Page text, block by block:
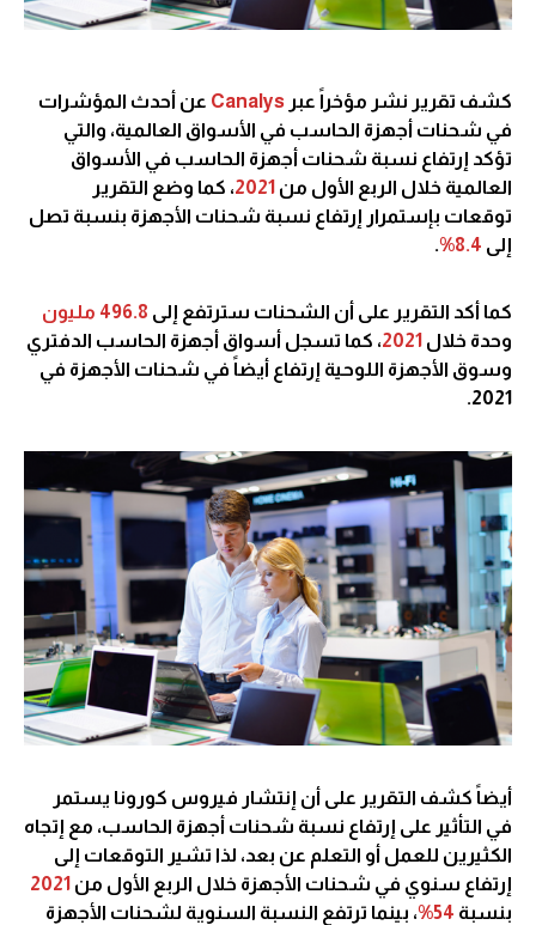
كشف تقرير نشر مؤخراً عبر
عن أحدث المؤشرات
في شحنات أجهزة الحاسب في الأسواق العالمية، والتي
تؤكد إرتفاع نسبة شحنات أجهزة الحاسب في الأسواق
العالمية خلال الربع الأول من 2021، كما وضع التقرير
توقعات بإستمرار إرتفاع نسبة شحنات الأجهزة بنسبة تصل
إلى 8.4%
.
كما أكد التقرير على أن الشحنات سترتفع إلى 496.8 مليون
وحدة خلال 2021، كما تسجل أسواق أجهزة الحاسب الدفتري
وسوق الأجهزة اللوحية إرتفاع أيضاً في شحنات الأجهزة في
2021.
أيضاً كشف التقرير على أن إنتشار فيروس كورونا يستمر
في التأثير على إرتفاع نسبة شحنات أجهزة الحاسب، مع إتجاه
الكثيرين للعمل أو التعلم عن بعد، لذا تشير التوقعات إلى
إرتفاع سنوي في شحنات الأجهزة خلال الربع الأول من 2021
بنسبة 54%
، بينما ترتفع النسبة السنوية لشحنات الأجهزة